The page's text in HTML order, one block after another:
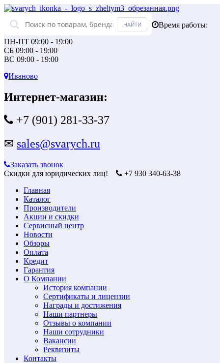
Время работы:
ПН-ПТ 09:00 - 19:00
СБ 09:00 - 19:00
ВС 09:00 - 19:00
Иваново
Интернет-магазин:
+7 (901) 281-33-37
✉ sales@svarych.ru
Заказать звонок
Скидки для юридических лиц!
+7 930 340-63-38
Главная
Каталог
Производители
Акции и скидки
Сервисный центр
Новости
Обзоры
Оплата
Кредит
Гарантия
О Компании
История компании
Сертификаты и лицензии
Награды и достижения
Наши партнеры
Отзывы о компании
Наши сотрудники
Вакансии
Реквизиты
Контакты